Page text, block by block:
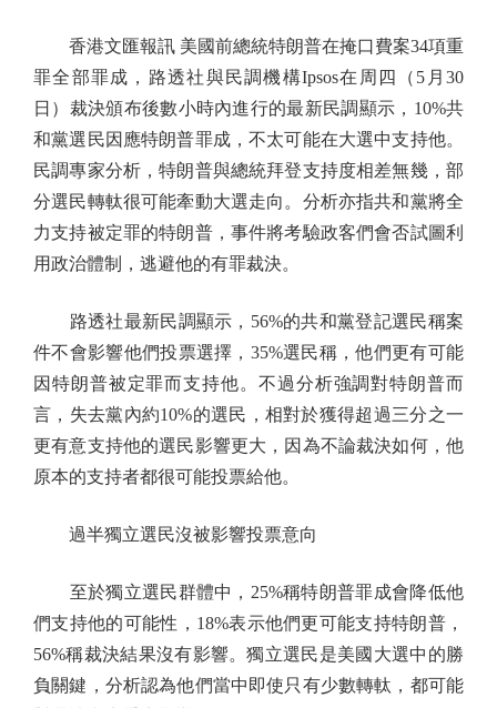
香港文匯報訊 美國前總統特朗普在掩口費案34項重
罪全部罪成，路透社與民調機構Ipsos在周四（5月30
日）裁決頒布後數小時內進行的最新民調顯示，10%共
和黨選民因應特朗普罪成，不太可能在大選中支持他。
民調專家分析，特朗普與總統拜登支持度相差無幾，部
分選民轉軚很可能牽動大選走向。分析亦指共和黨將全
力支持被定罪的特朗普，事件將考驗政客們會否試圖利
用政治體制，逃避他的有罪裁決。
路透社最新民調顯示，56%的共和黨登記選民稱案
件不會影響他們投票選擇，35%選民稱，他們更有可能
因特朗普被定罪而支持他。不過分析強調對特朗普而
言，失去黨內約10%的選民，相對於獲得超過三分之一
更有意支持他的選民影響更大，因為不論裁決如何，他
原本的支持者都很可能投票給他。
過半獨立選民沒被影響投票意向
至於獨立選民群體中，25%稱特朗普罪成會降低他
們支持他的可能性，18%表示他們更可能支持特朗普，
56%稱裁決結果沒有影響。獨立選民是美國大選中的勝
負關鍵，分析認為他們當中即使只有少數轉軚，都可能